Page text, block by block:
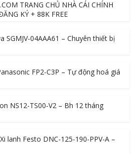
TRANG CHỦ NHÀ CÁI CHÍNH
KÝ + 88K FREE
SGMJV-04AAA61 – Chuyên thiết bị
FP2-C3P – Tự động hoá giá
NS12-TS00-V2 – Bh 12 tháng
lanh Festo DNC-125-190-PPV-A –